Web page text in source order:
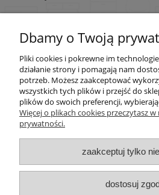
Pomoc
Moje konto
Płatności i
O nas
pokaż pełną
Dbamy o Twoją
Pliki cookies i pokrewne im
działanie strony i pomagają nam
potrzeb. Możesz zaakceptować
wszystkich tych plików i przejść do
plików do swoich preferencji,
Więcej o plikach cookies przeczytasz w
prywatności.
zaakceptuj tylko
dostosuj